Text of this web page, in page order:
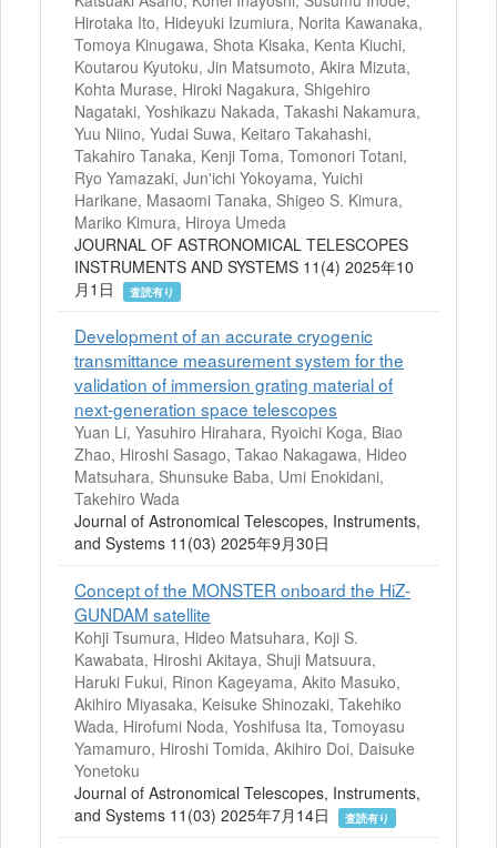
Hirotaka Ito, Hideyuki Izumiura, Norita Kawanaka,
Tomoya Kinugawa, Shota Kisaka, Kenta Kiuchi,
Koutarou Kyutoku, Jin Matsumoto, Akira Mizuta,
Kohta Murase, Hiroki Nagakura, Shigehiro
Nagataki, Yoshikazu Nakada, Takashi Nakamura,
Yuu Niino, Yudai Suwa, Keitaro Takahashi,
Takahiro Tanaka, Kenji Toma, Tomonori Totani,
Ryo Yamazaki, Jun'ichi Yokoyama, Yuichi
Harikane, Masaomi Tanaka, Shigeo S. Kimura,
Mariko Kimura, Hiroya Umeda
JOURNAL OF ASTRONOMICAL TELESCOPES
INSTRUMENTS AND SYSTEMS 11(4) 2025年10
月1日
査読有り
Development of an accurate cryogenic
transmittance measurement system for the
validation of immersion grating material of
next-generation space telescopes
Yuan Li, Yasuhiro Hirahara, Ryoichi Koga, Biao
Zhao, Hiroshi Sasago, Takao Nakagawa, Hideo
Matsuhara, Shunsuke Baba, Umi Enokidani,
Takehiro Wada
Journal of Astronomical Telescopes, Instruments,
and Systems 11(03) 2025年9月30日
Concept of the MONSTER onboard the HiZ-
GUNDAM satellite
Kohji Tsumura, Hideo Matsuhara, Koji S.
Kawabata, Hiroshi Akitaya, Shuji Matsuura,
Haruki Fukui, Rinon Kageyama, Akito Masuko,
Akihiro Miyasaka, Keisuke Shinozaki, Takehiko
Wada, Hirofumi Noda, Yoshifusa Ita, Tomoyasu
Yamamuro, Hiroshi Tomida, Akihiro Doi, Daisuke
Yonetoku
Journal of Astronomical Telescopes, Instruments,
and Systems 11(03) 2025年7月14日
査読有り